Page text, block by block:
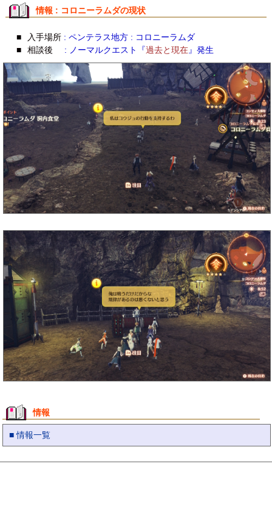
情報 : コロニーラムダの現状
■ 入手場所 : ペンテラス地方 : コロニーラムダ
■
相談後 : ノーマルクエスト『過去と現在』発生
情報
■ 情報一覧